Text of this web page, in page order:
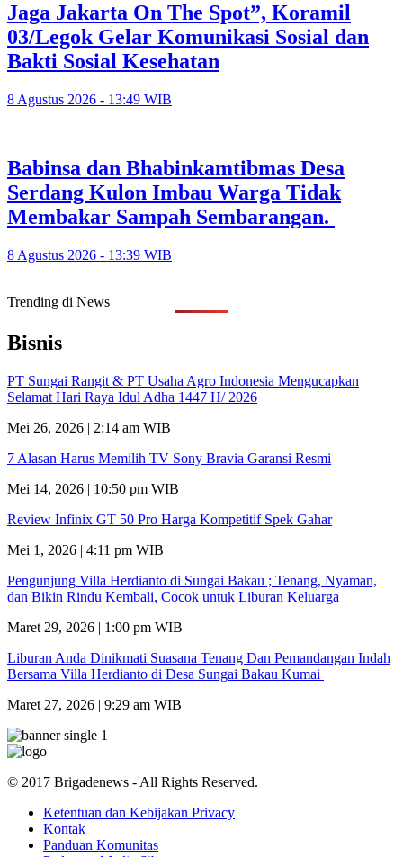
Jaga Jakarta On The Spot”, Koramil
03/Legok Gelar Komunikasi Sosial dan
Bakti Sosial Kesehatan
8 Agustus 2026 - 13:49 WIB
Babinsa dan Bhabinkamtibmas Desa
Serdang Kulon Imbau Warga Tidak
Membakar Sampah Sembarangan.
8 Agustus 2026 - 13:39 WIB
Trending di News
Bisnis
PT Sungai Rangit & PT Usaha Agro Indonesia Mengucapkan
Selamat Hari Raya Idul Adha 1447 H/ 2026
Mei 26, 2026 | 2:14 am WIB
7 Alasan Harus Memilih TV Sony Bravia Garansi Resmi
Mei 14, 2026 | 10:50 pm WIB
Review Infinix GT 50 Pro Harga Kompetitif Spek Gahar
Mei 1, 2026 | 4:11 pm WIB
Pengunjung Villa Herdianto di Sungai Bakau ; Tenang, Nyaman,
dan Bikin Rindu Kembali, Cocok untuk Liburan Keluarga
Maret 29, 2026 | 1:00 pm WIB
Liburan Anda Dinikmati Suasana Tenang Dan Pemandangan Indah
Bersama Villa Herdianto di Desa Sungai Bakau Kumai
Maret 27, 2026 | 9:29 am WIB
© 2017 Brigadenews - All Rights Reserved.
Ketentuan dan Kebijakan Privacy
Kontak
Panduan Komunitas